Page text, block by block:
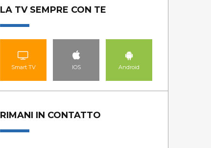
LA TV SEMPRE CON TE
Smart TV IOS Android
RIMANI IN CONTATTO